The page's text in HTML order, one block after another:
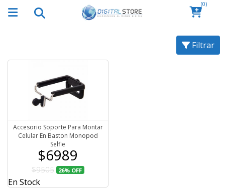
(0)
Filtrar
Accesorio Soporte Para Montar
Celular En Baston Monopod
Selfie
$6989
$9505 26% OFF
En Stock